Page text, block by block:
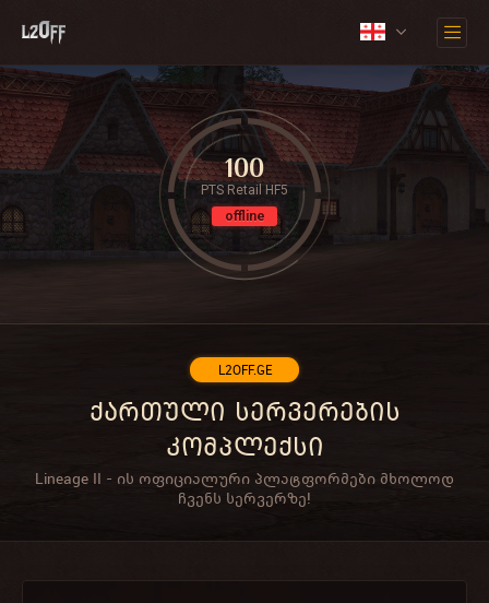
L2OFF.GE
ქართული სერვერების
კომპლექსი
Lineage II - ის ოფიციალური პლატფორმები მხოლოდ
ჩვენს სერვერზე!
100
PTS Retail HF5
offline